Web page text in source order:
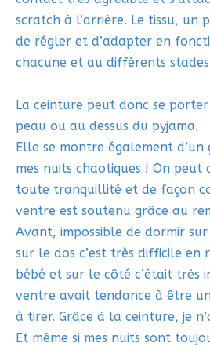
scratch à l’arrière. Le tissu, un
de régler et d’adapter en
chacune et au différents stades
La ceinture peut donc se
peau ou au dessus du pyjama.
Elle se montre également d’un
mes nuits chaotiques ! On
toute tranquillité et de façon
ventre est soutenu grâce au
Avant, impossible de dormir
sur le dos c’est très difficile en
bébé et sur le côté c’était très
ventre avait tendance à être
à tirer. Grâce à la ceinture, je
Et même si mes nuits sont